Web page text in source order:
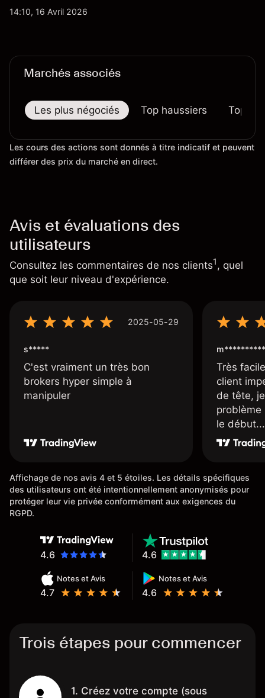
d'importation commençait à se répercuter sur
14:10, 16 Avril 2026
Marchés associés
Les plus négociés Top haussiers Top
Les cours des actions sont donnés à titre indicatif et peuvent
différer des prix du marché en direct.
Avis et évaluations des
utilisateurs
Consultez les commentaires de nos clients1, quel
que soit leur niveau d'expérience.
2025-05-29
s*****
C'est vraiment un très bon
brokers hyper simple à
manipuler
m**********
Très
client
de tête,
problème
le début...
Affichage de nos avis 4 et 5 étoiles. Les détails spécifiques
des utilisateurs ont été intentionnellement anonymisés pour
protéger leur vie privée conformément aux exigences du
RGPD.
4.6
Notes et Avis
4.7
Notes et Avis
4.6
4.6
Trois étapes pour commencer
1. Créez votre compte (sous